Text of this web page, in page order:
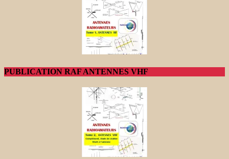
PUBLICATION RAF ANTENNES VHF